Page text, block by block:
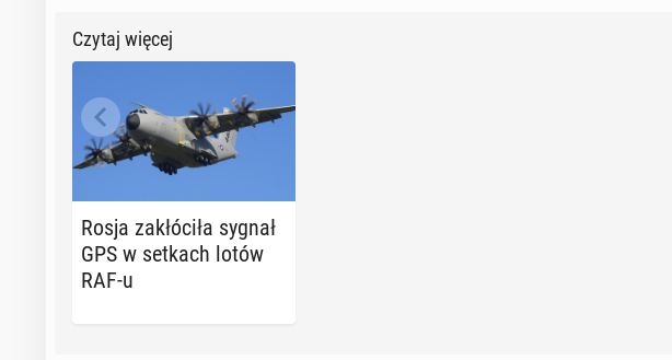
Czytaj więcej
Rosja za­kłó­ci­ła sygnał
GPS w setkach lotów
RAF-u